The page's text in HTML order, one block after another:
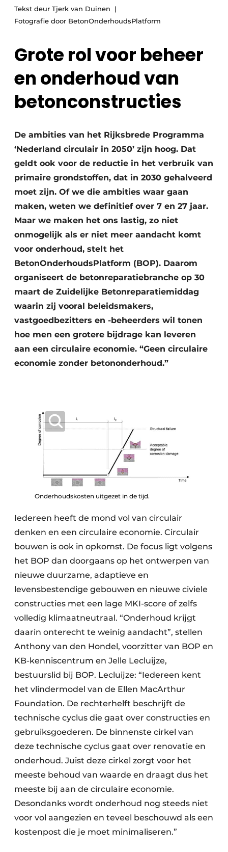
Privacy / Cookie statement
Vacature aanmelden
Tekst deur Tjerk van Duinen
Fotografie door BetonOnderhoudsPlatform
Grote rol voor beheer
en onderhoud van
betonconstructies
De ambities van het Rijksbrede Programma
‘Nederland circulair in 2050’ zijn hoog. Dat
geldt ook voor de reductie in het verbruik van
primaire grondstoffen, dat in 2030 gehalveerd
moet zijn. Of we die ambities waar gaan
maken, weten we definitief over 7 en 27 jaar.
Maar we maken het ons lastig, zo niet
onmogelijk als er niet meer aandacht komt
voor onderhoud, stelt het
BetonOnderhoudsPlatform (BOP). Daarom
organiseert de betonreparatiebranche op 30
maart de Zuidelijke Betonreparatiemiddag
waarin zij vooral beleidsmakers,
vastgoedbezitters en -beheerders wil tonen
hoe men een grotere bijdrage kan leveren
aan een circulaire economie. “Geen circulaire
economie zonder betononderhoud.”
Onderhoudskosten uitgezet in de tijd.
Iedereen heeft de mond vol van circulair
denken en een circulaire economie. Circulair
bouwen is ook in opkomst. De focus ligt volgens
het BOP dan doorgaans op het ontwerpen van
nieuwe duurzame, adaptieve en
levensbestendige gebouwen en nieuwe civiele
constructies met een lage MKI-score of zelfs
volledig klimaatneutraal. “Onderhoud krijgt
daarin onterecht te weinig aandacht”, stellen
Anthony van den Hondel, voorzitter van BOP en
KB-kenniscentrum en Jelle Lecluijze,
bestuurslid bij BOP. Lecluijze: “Iedereen kent
het vlindermodel van de Ellen MacArthur
Foundation. De rechterhelft beschrijft de
technische cyclus die gaat over constructies en
gebruiksgoederen. De binnenste cirkel van
deze technische cyclus gaat over renovatie en
onderhoud. Juist deze cirkel zorgt voor het
meeste behoud van waarde en draagt dus het
meeste bij aan de circulaire economie.
Desondanks wordt onderhoud nog steeds niet
voor vol aangezien en teveel beschouwd als een
kostenpost die je moet minimaliseren.”